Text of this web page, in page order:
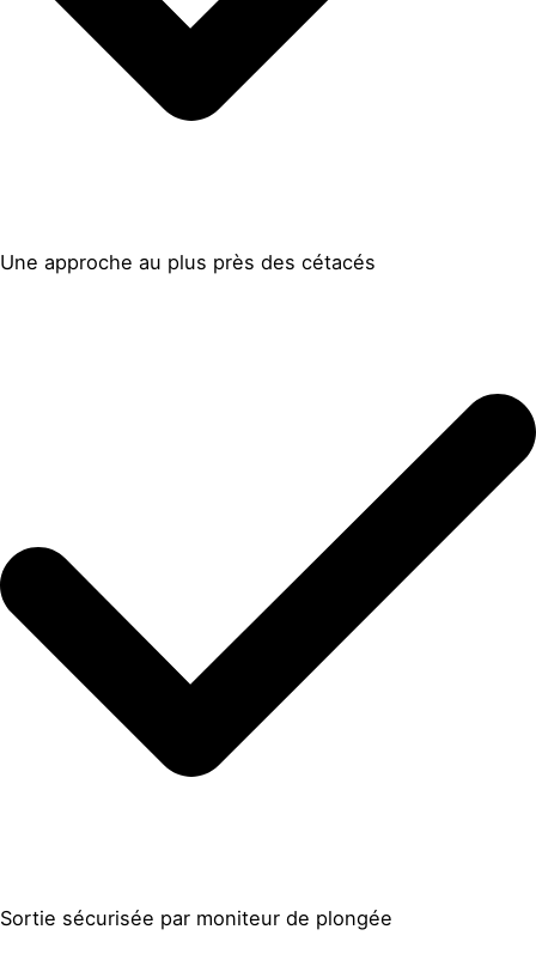
Une approche au plus près des cétacés
Sortie sécurisée par moniteur de plongée